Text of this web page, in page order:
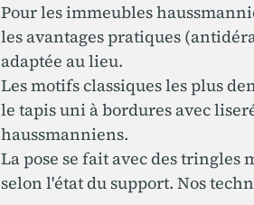
Pour les immeubles
les avantages pratiques
adaptée au lieu.
Les motifs classiques les plus
le tapis uni à bordures avec
haussmanniens.
La pose se fait avec des tringles
selon l'état du support. Nos